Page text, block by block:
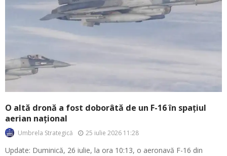
O altă dronă a fost doborâtă de un F-16 în spațiul
aerian național
Umbrela Strategică 25 iulie 2026 11:28
Update: Duminică, 26 iulie, la ora 10:13, o aeronavă F-16 din